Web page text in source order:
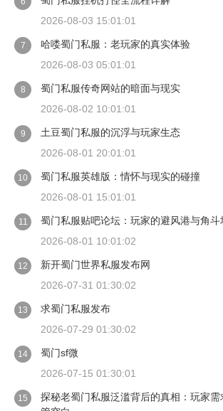
2026-08-03 15:01:01
7
哈喽蜀门私服：老玩家的真实体验
2026-08-03 05:01:01
8
蜀门私服传奇网站的暗面与现实
2026-08-02 10:01:01
9
土豆蜀门私服的沉浮与玩家生态
2026-08-01 20:01:01
10
蜀门私服英雄版：情怀与现实的碰撞
2026-08-01 15:01:01
11
蜀门私服贴吧论坛：玩家的避风港与角斗
2026-08-01 10:01:02
12
新开蜀门世界私服发布网
2026-07-31 01:30:02
13
求蜀门私服发布
2026-07-29 01:30:02
14
蜀门sf微
2026-07-15 01:30:01
15
探秘老蜀门私服泛滥背后的真相：玩家